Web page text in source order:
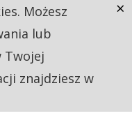
Możesz
lub
Twojej
znajdziesz w
×